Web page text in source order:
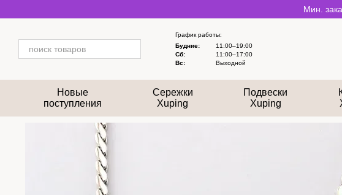
Мин.
График работы:
Будние:
11:00–19:00
Сб:
11:00–17:00
Вс:
Выходной
Новые
поступления
Сережки
Xuping
Подвески
Xuping